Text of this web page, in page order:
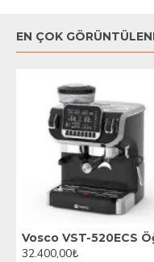
EN ÇOK
32.400,00₺